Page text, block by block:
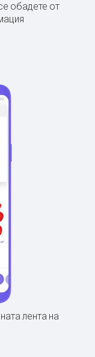
обадете от
лента на